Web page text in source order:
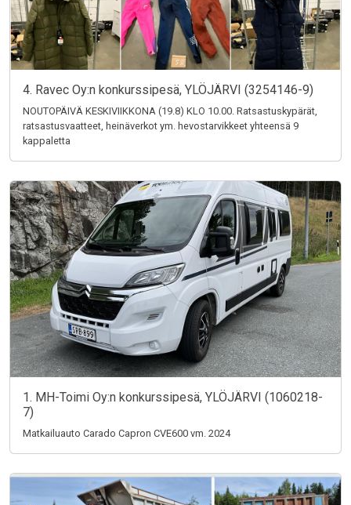
4. Ravec Oy:n konkurssipesä, YLÖJÄRVI (3254146-9)
NOUTOPÄIVÄ KESKIVIIKKONA (19.8) KLO 10.00. Ratsastuskypärät,
ratsastusvaatteet, heinäverkot ym. hevostarvikkeet yhteensä 9
kappaletta
1. MH-Toimi Oy:n konkurssipesä, YLÖJÄRVI (1060218-
7)
Matkailuauto Carado Capron CVE600 vm. 2024